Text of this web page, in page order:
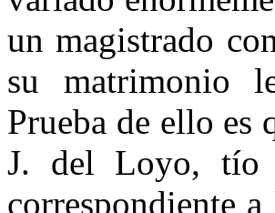
un magistrado
su matrimonio
Prueba de ello es
J. del Loyo, tío
correspondiente